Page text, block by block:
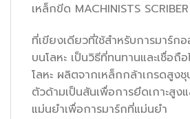
เหล็กขีด MACHINISTS SCRIBER
ที่เขียงเดียวที่ใช้สำหรับการมาร์ก
บนโลหะ เป็นวิธีที่ทนทานและเชื่อถื
โลหะ ผลิตจากเหล็กกล้าเกรดสูง
ตัวด้ามเป็นสันเพื่อการยึดเกาะสูง
แม่นยำเพื่อการมาร์กที่แม่นยำ